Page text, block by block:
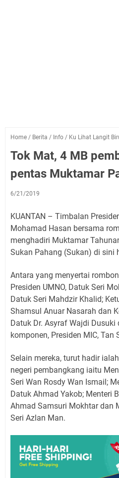
Home / Berita / Info / Ku Lihat Langit
Tok Mat, 4 MB
pentas Muktamar
6/21/2019
KUANTAN – Timbalan
Mohamad Hasan bersama
menghadiri Muktamar
Sukan Pahang (Sukan) di sini
Antara yang menyertai
Presiden UMNO, Datuk Seri
Datuk Seri Mahdzir Khalid;
Shamsul Anuar Nasarah dan
Datuk Dr. Asyraf Wajdi
komponen, Presiden MIC, Tan
Selain mereka, turut hadir
negeri pembangkang iaitu
Seri Wan Rosdy Wan Ismail;
Datuk Ahmad Yakob; Menteri
Ahmad Samsuri Mokhtar dan
Seri Azlan Man.